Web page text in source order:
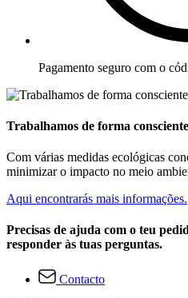
Pagamento seguro com o
Trabalhamos de forma
Com várias medidas ecológicas
minimizar o impacto no meio
Aqui encontrarás mais informações.
Precisas de ajuda com o teu
responder às tuas perguntas.
Contacto